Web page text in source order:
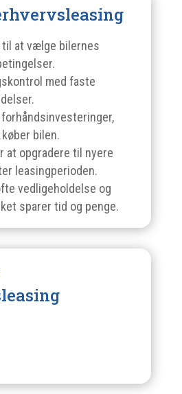
at vælge bilernes
med faste
bilen.
at opgradere til nyere
leasingperioden.
vedligeholdelse og
sparer tid og penge.